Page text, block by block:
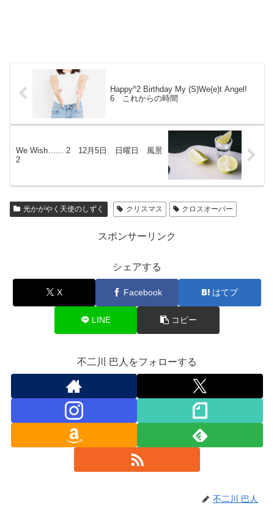
Happy^2 Birthday My (S)We(e)t Angel!
6 これからの時間
We Wish…… 2 12月5日 日曜日 風景
2
光かがやく天使のしずく クリスマス クロスオーバー
スポンサーリンク
シェアする
X Facebook はてブ
LINE コピー
不二川 巴人をフォローする
不二川 巴人